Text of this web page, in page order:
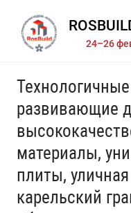
24–26
развивающие
материалы,
плиты,
карельский